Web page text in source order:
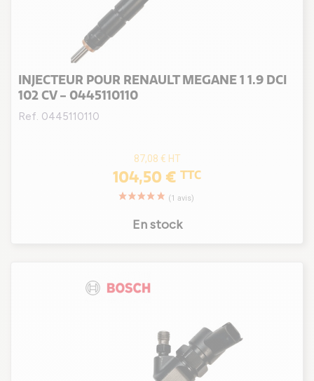
INJECTEUR POUR RENAULT MEGANE 1 1.9 DCI
102 CV - 0445110110
Ref. 0445110110
87,08 € HT
104,50 € TTC
En stock